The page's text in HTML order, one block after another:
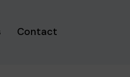
Contact